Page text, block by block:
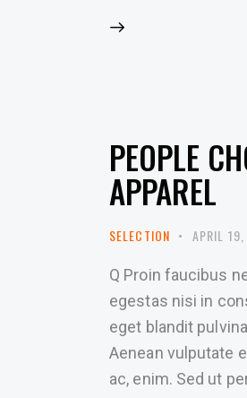
PEOPLE
APPAREL
SELECTION APRIL
Q Proin faucibus
egestas nisi in
eget blandit
Aenean vulputate
ac, enim. Sed ut